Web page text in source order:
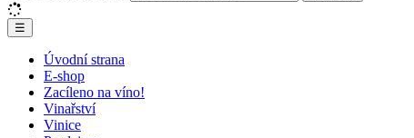
☰
Úvodní strana
E-shop
Zacíleno na víno!
Vinařství
Vinice